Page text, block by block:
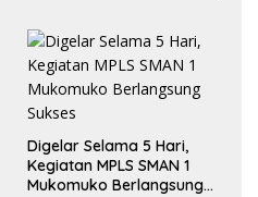
Digelar Selama 5 Hari,
Kegiatan MPLS SMAN 1
Mukomuko Berlangsung